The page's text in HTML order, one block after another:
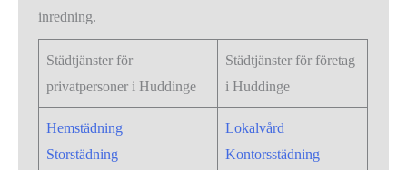
inredning.
Städtjänster för
privatpersoner i Huddinge
Städtjänster för företag
i Huddinge
Hemstädning
Storstädning
Lokalvård
Kontorsstädning